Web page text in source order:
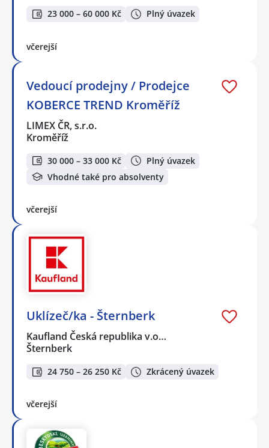
23 000 – 60 000 Kč Plný úvazek
včerejší
Vedoucí prodejny / Prodejce
KOBERCE TREND Kroměříž
LIMEX ČR, s.r.o.
Kroměříž
30 000 – 33 000 Kč
Plný úvazek
Vhodné také pro absolventy
včerejší
Uklízeč/ka - Šternberk
Kaufland Česká republika v.o…
Šternberk
24 750 – 26 250 Kč Zkrácený úvazek
včerejší